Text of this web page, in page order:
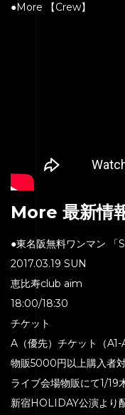
●More 【Crew】
More 最新情
●東名阪無料ワンマン
2017.03.19 SUN
恵比寿club aim
18:00/18:30
チケット
A（優先）チケット（A1-
物販5000円以上購入者
ライブ会場物販にて1/19
新宿HOLIDAY公演より配